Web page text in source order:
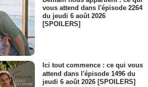
vous attend dans l'épisode 2264
du jeudi 6 août 2026
[SPOILERS]
Ici tout commence : ce qui vous
attend dans l'épisode 1496 du
jeudi 6 août 2026 [SPOILERS]